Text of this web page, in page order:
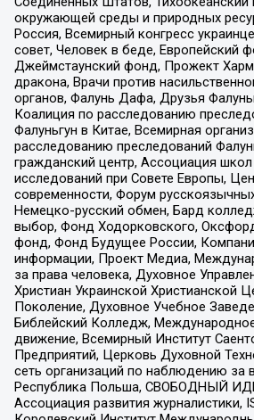
окружающей среды и природных
Россия, Всемирный конгресс
совет, Человек в беде, Европейский
Джеймстаунский фонд, Прожект
дракона, Врачи против
органов, Фалунь Дафа, Друзья
Коалиция по расследованию
Фалуньгун в Китае, Всемирная
расследованию преследований
гражданский центр, Ассоциация школ
исследований при Совете Европы,
современности, Форум
Немецко-русский обмен, Бард
выбор, Фонд Ходорковского,
фонд, Фонд Будущее России,
информации, Проект Медиа,
за права человека, Духовное
Христиан Украинской Христианской
Поколение, Духовное Учебное
Библейский Колледж,
движение, Всемирный Институт
Предприятий, Церковь Духовной
сеть организаций по наблюдению за
Республика Польша, СВОБОДНЫЙ
Ассоциация развития журналистики,